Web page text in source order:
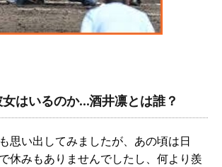
はいるのか…酒井凛とは誰？
思い出してみましたが、あの頃は日
休みもありませんでしたし、何より羨